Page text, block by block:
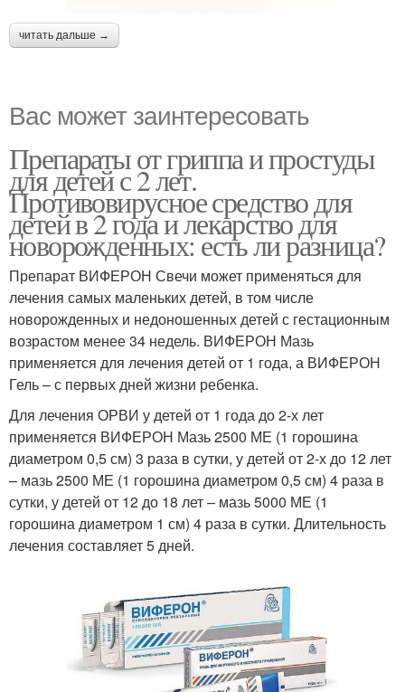
читать дальше →
Вас может заинтересовать
Препараты от гриппа и простуды
для детей с 2 лет.
Противовирусное средство для
детей в 2 года и лекарство для
новорожденных: есть ли разница?
Препарат ВИФЕРОН Свечи может применяться для
лечения самых маленьких детей, в том числе
новорожденных и недоношенных детей с гестационным
возрастом менее 34 недель. ВИФЕРОН Мазь
применяется для лечения детей от 1 года, а ВИФЕРОН
Гель – с первых дней жизни ребенка.
Для лечения ОРВИ у детей от 1 года до 2-х лет
применяется ВИФЕРОН Мазь 2500 МЕ (1 горошина
диаметром 0,5 см) 3 раза в сутки, у детей от 2-х до 12 лет
– мазь 2500 МЕ (1 горошина диаметром 0,5 см) 4 раза в
сутки, у детей от 12 до 18 лет – мазь 5000 МЕ (1
горошина диаметром 1 см) 4 раза в сутки. Длительность
лечения составляет 5 дней.